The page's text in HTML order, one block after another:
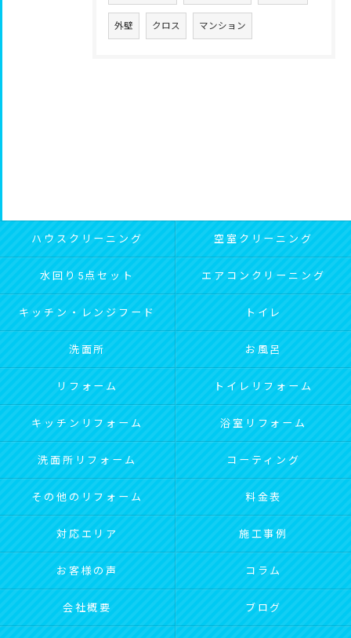
外壁 クロス マンション
ハウスクリーニング 空室クリーニング
水回り5点セット エアコンクリーニング
キッチン・レンジフード トイレ
洗面所 お風呂
リフォーム トイレリフォーム
キッチンリフォーム 浴室リフォーム
洗面所リフォーム コーティング
その他のリフォーム 料金表
対応エリア 施工事例
お客様の声 コラム
会社概要 ブログ